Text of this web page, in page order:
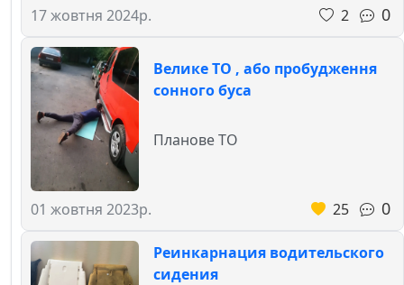
17 жовтня 2024р.
2
0
Велике ТО , або пробудження
сонного буса
01 жовтня 2023р.
Планове ТО
25 0
Реинкарнация водительского
сидения